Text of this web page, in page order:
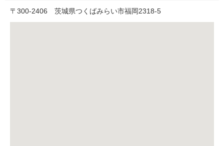
〒 300-2406 茨城県つくばみらい市福岡2318-5